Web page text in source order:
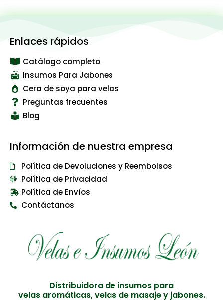
Enlaces rápidos
Catálogo completo
Insumos Para Jabones
Cera de soya para velas
Preguntas frecuentes
Blog
Información de nuestra empresa
Política de Devoluciones y Reembolsos
Política de Privacidad
Política de Envíos
Contáctanos
Distribuidora de insumos para
velas aromáticas, velas de masaje y jabones.